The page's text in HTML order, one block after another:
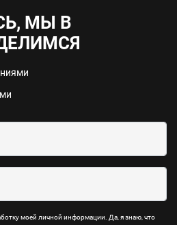
МЫ В
моей личной информации. Да, я знаю, что